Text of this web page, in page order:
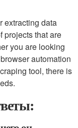
extracting data
projects that are
you are looking
automation
tool, there is